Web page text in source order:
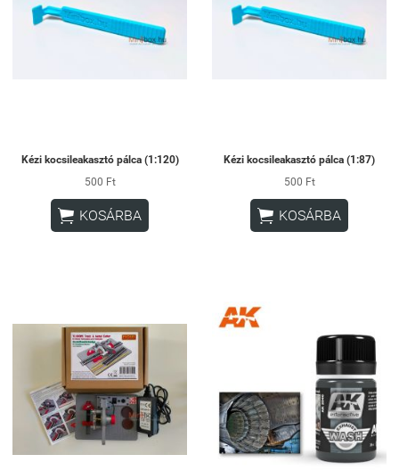
Kézi kocsileakasztó pálca (1:120)
500 Ft
 KOSÁRBA
Kézi kocsileakasztó pálca (1:87)
500 Ft
 KOSÁRBA